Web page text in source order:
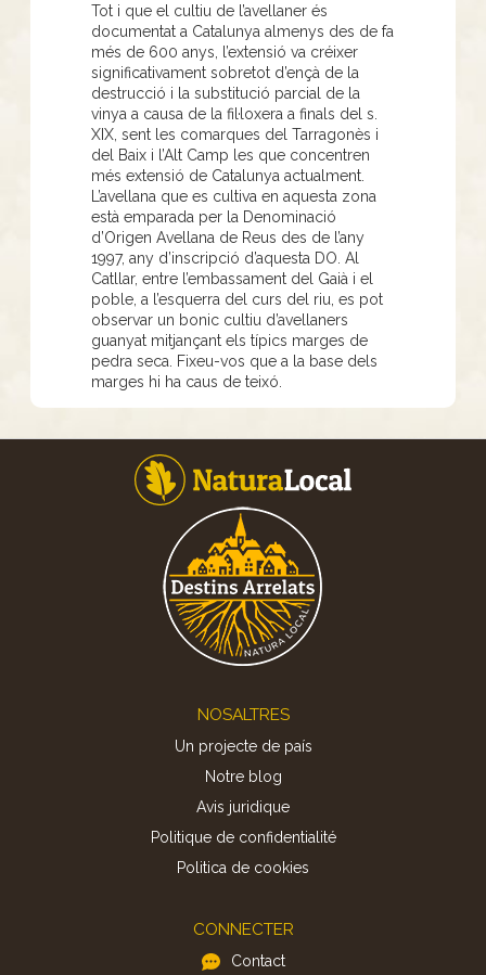
Tot i que el cultiu de l’avellaner és
documentat a Catalunya almenys des de fa
més de 600 anys, l’extensió va créixer
significativament sobretot d’ençà de la
destrucció i la substitució parcial de la
vinya a causa de la fil·loxera a finals del s.
XIX, sent les comarques del Tarragonès i
del Baix i l’Alt Camp les que concentren
més extensió de Catalunya actualment.
L’avellana que es cultiva en aquesta zona
està emparada per la Denominació
d’Origen Avellana de Reus des de l’any
1997, any d’inscripció d’aquesta DO. Al
Catllar, entre l’embassament del Gaià i el
poble, a l’esquerra del curs del riu, es pot
observar un bonic cultiu d’avellaners
guanyat mitjançant els típics marges de
pedra seca. Fixeu-vos que a la base dels
marges hi ha caus de teixó.
NOSALTRES
Un projecte de país
Notre blog
Avis juridique
Politique de confidentialité
Politica de cookies
CONNECTER
Contact